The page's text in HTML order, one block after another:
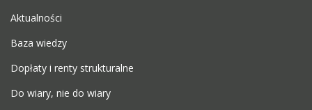
Aktualności
Baza wiedzy
Dopłaty i renty strukturalne
Do wiary, nie do wiary